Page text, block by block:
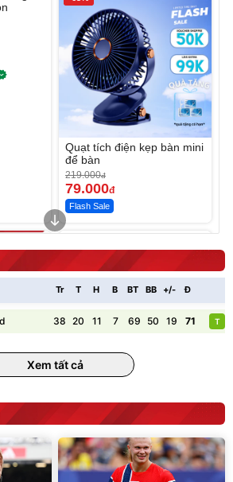
Quạt tích điện kẹp bàn mini
để bàn
219.000đ
79.000đ
Flash Sale
cao áp có tạo bọt tuyết
399.000
Tr T H B BT BB +/- Đ
38 20 11 7 69 50 19 71 T
Xem tất cả